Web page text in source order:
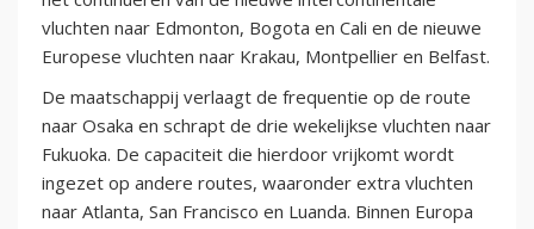
vluchten naar Edmonton, Bogota en Cali en de nieuwe
Europese vluchten naar Krakau, Montpellier en Belfast.
De maatschappij verlaagt de frequentie op de route
naar Osaka en schrapt de drie wekelijkse vluchten naar
Fukuoka. De capaciteit die hierdoor vrijkomt wordt
ingezet op andere routes, waaronder extra vluchten
naar Atlanta, San Francisco en Luanda. Binnen Europa